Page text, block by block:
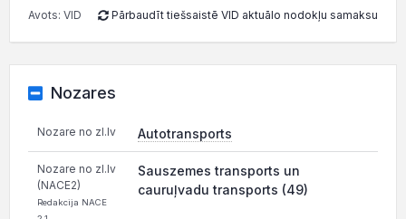
Avots: VID Pārbaudīt tiešsaistē VID aktuālo nodokļu samaksu
Nozares
Nozare no zl.lv Autotransports
Nozare no zl.lv
(NACE2)
Redakcija NACE
Sauszemes transports un
cauruļvadu transports (49)